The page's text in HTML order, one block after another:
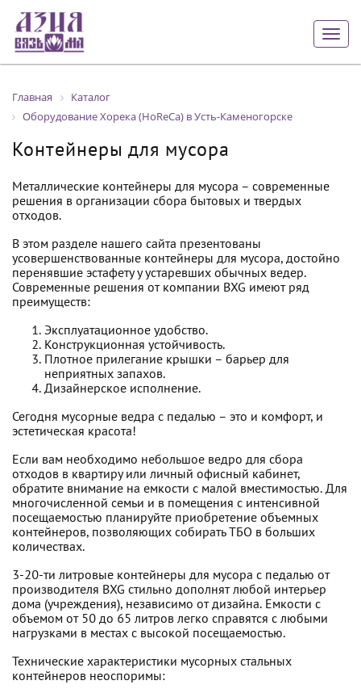
Главная
Каталог
Оборудование Хорека (HoReCa) в Усть-Каменогорске
Контейнеры для мусора
Металлические контейнеры для мусора – современные
решения в организации сбора бытовых и твердых
отходов.
В этом разделе нашего сайта презентованы
усовершенствованные контейнеры для мусора, достойно
перенявшие эстафету у устаревших обычных ведер.
Современные решения от компании BXG имеют ряд
преимуществ:
Эксплуатационное удобство.
Конструкционная устойчивость.
Плотное прилегание крышки – барьер для
неприятных запахов.
Дизайнерское исполнение.
Сегодня мусорные ведра с педалью – это и комфорт, и
эстетическая красота!
Если вам необходимо небольшое ведро для сбора
отходов в квартиру или личный офисный кабинет,
обратите внимание на емкости с малой вместимостью. Для
многочисленной семьи и в помещения с интенсивной
посещаемостью планируйте приобретение объемных
контейнеров, позволяющих собирать ТБО в больших
количествах.
3-20-ти литровые контейнеры для мусора с педалью от
производителя BXG стильно дополнят любой интерьер
дома (учреждения), независимо от дизайна. Емкости с
объемом от 50 до 65 литров легко справятся с любыми
нагрузками в местах с высокой посещаемостью.
Технические характеристики мусорных стальных
контейнеров неоспоримы: